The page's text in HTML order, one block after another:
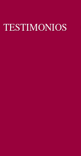
TESTIMONIOS